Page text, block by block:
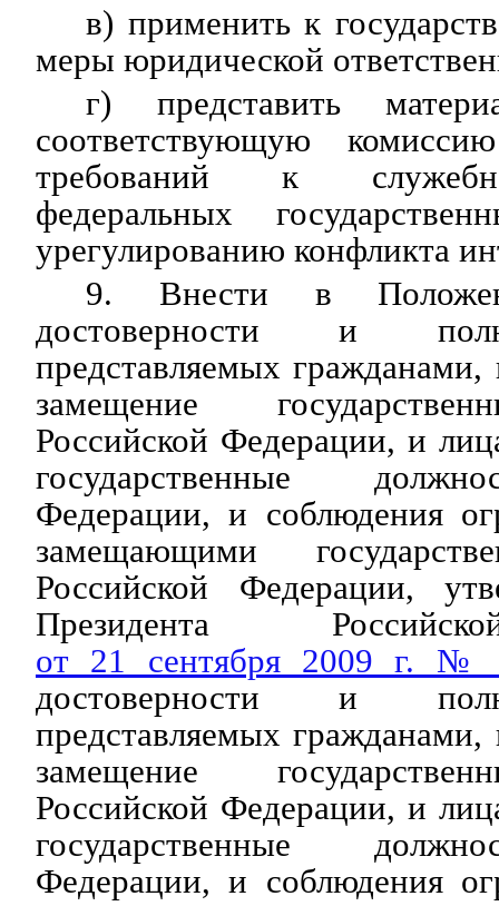
в) применить к
меры юридической
г) представить
соответствующую
требований к
федеральных
урегулированию конфликта
9. Внести в
достоверности и
представляемых
замещение
Российской Федерации, и
государственные
Федерации, и соблюдения
замещающими
Российской Федерации,
Президента
от 21 сентября 2009 г. №
достоверности и
представляемых
замещение
Российской Федерации, и
государственные
Федерации, и соблюдения